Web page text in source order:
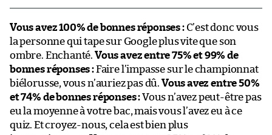
Vous avez 100% de bonnes réponses :C’est donc vous
la personne qui tape sur Google plus vite que son
ombre. Enchanté. Vous avez entre 75% et 99% de
bonnes réponses :Faire l’impasse sur le championnat
biélorusse, vous n’auriez pas dû. Vous avez entre 50%
et 74% de bonnes réponses :Vous n’avez peut-être pas
eu la moyenne à votre bac, mais vous l’avez eu à ce
quiz. Et croyez-nous, cela est bien plus